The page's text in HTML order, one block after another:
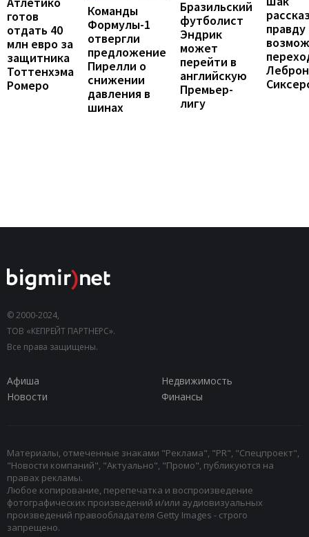
готов
отдать 40
млн евро за
защитника
Тоттенхэма
Ромеро
Команды
Формулы-1
отвергли
предложение
Пирелли о
снижении
давления в
шинах
Бразильский
футболист
Эндрик
может
перейти в
английскую
Премьер-
лигу
правду
© 2000-2024,
ТОВ «КЕПРЕЙТ ПАРТНЕРС».
Все права защищены.
Афиша
Недвижимость
Новости
Финансы
Материалы, отмеченные знаками "Реклама", "PR", "Спецпроект",
"Новости компаний", "Актуально", "Промо", публикуются на
правах рекламы.
Любое копирование, перепечатка и воспроизведение
фотографических произведений и/или аудиовизуальных
произведений правообладателя Getty Images - строго
запрещено.